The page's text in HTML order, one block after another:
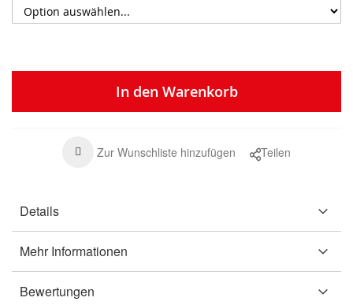
In den Warenkorb
Zur Wunschliste hinzufügen Teilen
Details
Mehr Informationen
Bewertungen